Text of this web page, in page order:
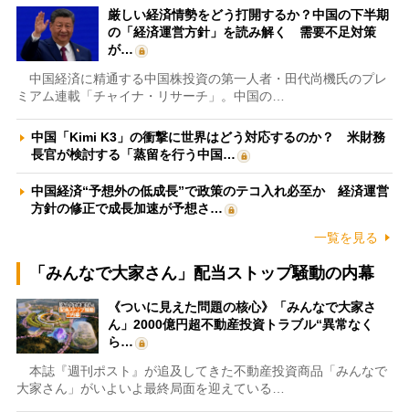
厳しい経済情勢をどう打開するか？中国の下半期
の「経済運営方針」を読み解く 需要不足対策
が…
中国経済に精通する中国株投資の第一人者・田代尚機氏のプレ
ミアム連載「チャイナ・リサーチ」。中国の…
中国「Kimi K3」の衝撃に世界はどう対応するのか？ 米財務
長官が検討する「蒸留を行う中国…
中国経済“予想外の低成長”で政策のテコ入れ必至か 経済運営
方針の修正で成長加速が予想さ…
一覧を見る
「みんなで大家さん」配当ストップ騒動の内幕
《ついに見えた問題の核心》「みんなで大家さ
ん」2000億円超不動産投資トラブル“異常なく
ら…
本誌『週刊ポスト』が追及してきた不動産投資商品「みんなで
大家さん」がいよいよ最終局面を迎えている…